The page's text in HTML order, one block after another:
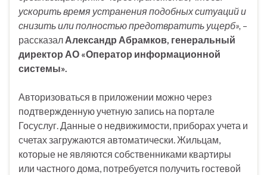
ускорить время устранения подобных ситуаций и
снизить или полностью предотвратить ущерб», –
рассказал Александр Абрамков, генеральный
директор АО «Оператор информационной
системы».
Авторизоваться в приложении можно через
подтвержденную учетную запись на портале
Госуслуг. Данные о недвижимости, приборах учета и
счетах загружаются автоматически. Жильцам,
которые не являются собственниками квартиры
или частного дома, потребуется получить гостевой